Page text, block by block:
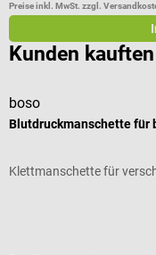
Preise inkl. MwSt. zzgl.
Kunden
boso
Blutdruckmanschette für
Klettmanschette für